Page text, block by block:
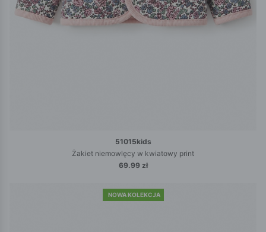
51015kids
Żakiet niemowlęcy w kwiatowy print
69.99 zł
NOWA KOLEKCJA